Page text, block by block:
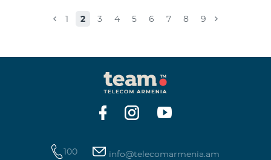
1 2 3 4 5 6 7 8 9
100 info@telecomarmenia.am